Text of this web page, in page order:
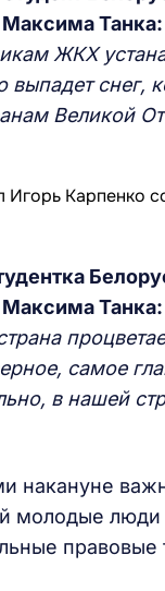
Танка:
ЖКХ
выпадет снег,
Великой
Танка:
самое
в нашей
накануне
люди